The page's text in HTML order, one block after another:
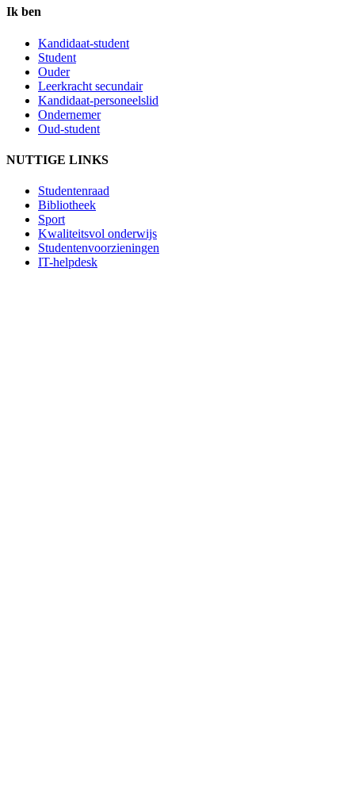
Ik ben
Kandidaat-student
Student
Ouder
Leerkracht secundair
Kandidaat-personeelslid
Ondernemer
Oud-student
NUTTIGE LINKS
Studentenraad
Bibliotheek
Sport
Kwaliteitsvol onderwijs
Studentenvoorzieningen
IT-helpdesk